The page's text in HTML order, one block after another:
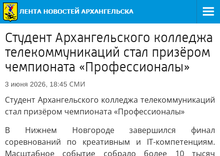
Студент Архангельского колледжа
телекоммуникаций стал призёром
чемпионата «Профессионалы»
3 июня 2026, 18:45 СМИ
Студент Архангельского колледжа телекоммуникаций
стал призёром чемпионата «Профессионалы»
В Нижнем Новгороде завершился финал
соревнований по креативным и IT-компетенциям.
Масштабное событие собрало более 10 тысяч